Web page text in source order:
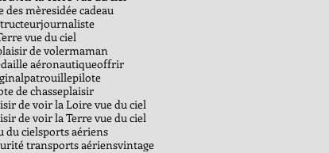
des mèresidée cadeau
journaliste
vue du ciel
de volermaman
aéronautiqueoffrir
patrouillepilote
de chasseplaisir
de voir la Loire vue du ciel
de voir la Terre vue du ciel
du cielsports aériens
transports aériensvintage